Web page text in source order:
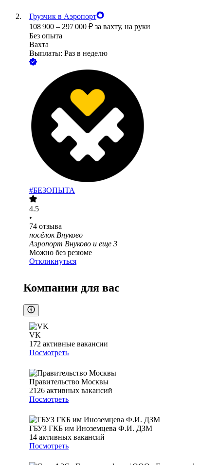
Грузчик в Аэропорт
108 900 – 297 000 ₽ за вахту, на руки
Без опыта
Вахта
Выплаты: Раз в неделю
#БЕЗОПЫТА
4.5
•
74 отзыва
посёлок Внуково
Аэропорт Внуково и еще 3
Можно без резюме
Откликнуться
Компании для вас
VK
172 активные вакансии
Посмотреть
Правительство Москвы
2126 активных вакансий
Посмотреть
ГБУЗ ГКБ им Иноземцева Ф.И. ДЗМ
14 активных вакансий
Посмотреть